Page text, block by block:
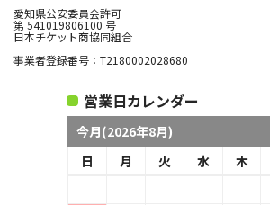
愛知県公安委員会許可
第 541019806100 号
日本チケット商協同組合
事業者登録番号：T2180002028680
営業日カレンダー
今月(2026年8月)
日
月 火 水 木